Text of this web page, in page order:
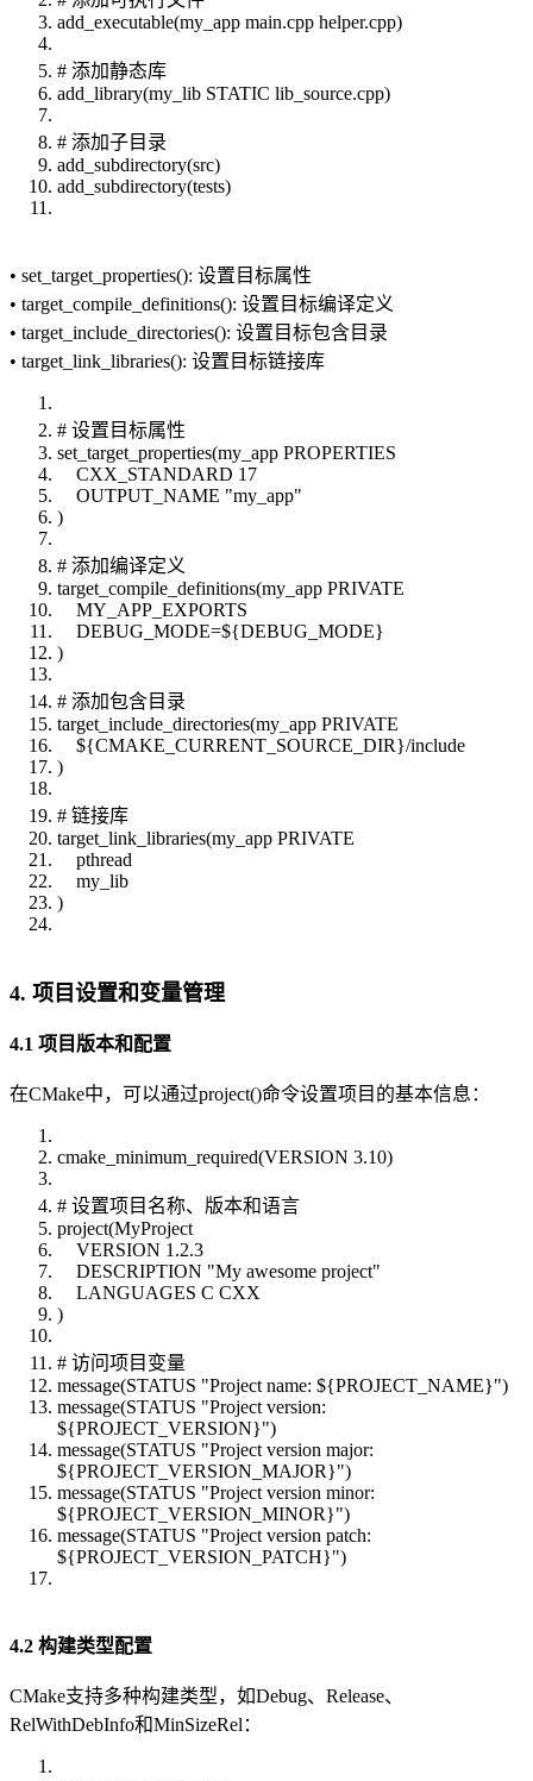
add_executable(my_app main.cpp helper.cpp)
# 添加静态库
add_library(my_lib STATIC lib_source.cpp)
# 添加子目录
add_subdirectory(src)
add_subdirectory(tests)
• set_target_properties(): 设置目标属性
• target_compile_definitions(): 设置目标编译定义
• target_include_directories(): 设置目标包含目录
• target_link_libraries(): 设置目标链接库
# 设置目标属性
set_target_properties(my_app PROPERTIES
CXX_STANDARD 17
OUTPUT_NAME "my_app"
)
# 添加编译定义
target_compile_definitions(my_app PRIVATE
MY_APP_EXPORTS
DEBUG_MODE=${DEBUG_MODE}
)
# 添加包含目录
target_include_directories(my_app PRIVATE
${CMAKE_CURRENT_SOURCE_DIR}/include
)
# 链接库
target_link_libraries(my_app PRIVATE
pthread
my_lib
)
4. 项目设置和变量管理
4.1 项目版本和配置
在CMake中，可以通过project()命令设置项目的基本信息：
cmake_minimum_required(VERSION 3.10)
# 设置项目名称、版本和语言
project(MyProject
VERSION 1.2.3
DESCRIPTION "My awesome project"
LANGUAGES C CXX
)
# 访问项目变量
message(STATUS "Project name: ${PROJECT_NAME}")
message(STATUS "Project version:
${PROJECT_VERSION}")
message(STATUS "Project version major:
${PROJECT_VERSION_MAJOR}")
message(STATUS "Project version minor:
${PROJECT_VERSION_MINOR}")
message(STATUS "Project version patch:
${PROJECT_VERSION_PATCH}")
4.2 构建类型配置
CMake支持多种构建类型，如Debug、Release、
RelWithDebInfo和MinSizeRel：